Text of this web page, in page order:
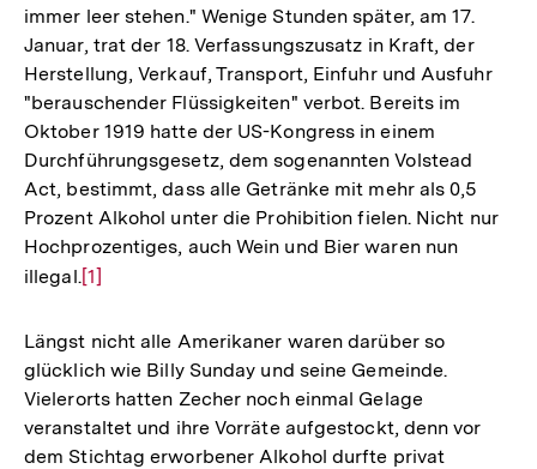
immer leer stehen." Wenige Stunden später, am 17.
Januar, trat der 18. Verfassungszusatz in Kraft, der
Herstellung, Verkauf, Transport, Einfuhr und Ausfuhr
"berauschender Flüssigkeiten" verbot. Bereits im
Oktober 1919 hatte der US-Kongress in einem
Durchführungsgesetz, dem sogenannten Volstead
Act, bestimmt, dass alle Getränke mit mehr als 0,5
Prozent Alkohol unter die Prohibition fielen. Nicht nur
Hochprozentiges, auch Wein und Bier waren nun
illegal.Zur
der
Fußnote
[1]
Längst nicht alle Amerikaner waren darüber so
glücklich wie Billy Sunday und seine Gemeinde.
Vielerorts hatten Zecher noch einmal Gelage
veranstaltet und ihre Vorräte aufgestockt, denn vor
dem Stichtag erworbener Alkohol durfte privat